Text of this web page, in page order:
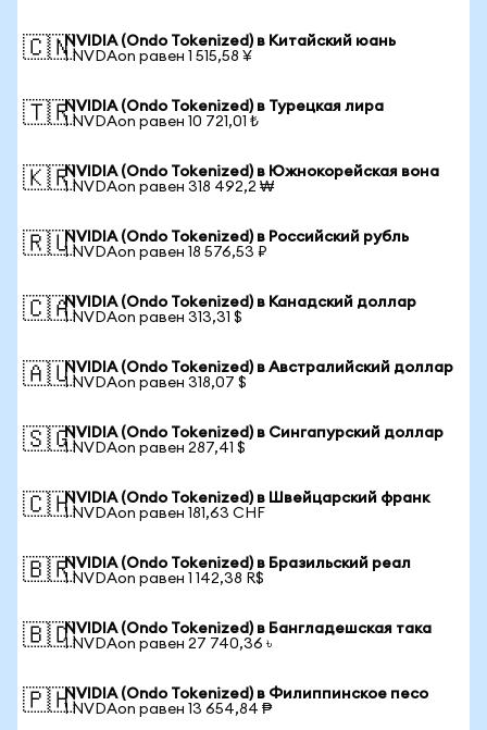
🇨🇳NVIDIA (Ondo Tokenized) в Китайский юань
1 NVDAon равен 1 515,58 ¥
🇹🇷NVIDIA (Ondo Tokenized) в Турецкая лира
1 NVDAon равен 10 721,01 ₺
🇰🇷NVIDIA (Ondo Tokenized) в Южнокорейская вона
1 NVDAon равен 318 492,2 ₩
🇷🇺NVIDIA (Ondo Tokenized) в Российский рубль
1 NVDAon равен 18 576,53 ₽
🇨🇦NVIDIA (Ondo Tokenized) в Канадский доллар
1 NVDAon равен 313,31 $
🇦🇺NVIDIA (Ondo Tokenized) в Австралийский доллар
1 NVDAon равен 318,07 $
🇸🇬NVIDIA (Ondo Tokenized) в Сингапурский доллар
1 NVDAon равен 287,41 $
🇨🇭NVIDIA (Ondo Tokenized) в Швейцарский франк
1 NVDAon равен 181,63 CHF
🇧🇷NVIDIA (Ondo Tokenized) в Бразильский реал
1 NVDAon равен 1 142,38 R$
🇧🇩NVIDIA (Ondo Tokenized) в Бангладешская така
1 NVDAon равен 27 740,36 ৳
🇵🇭NVIDIA (Ondo Tokenized) в Филиппинское песо
1 NVDAon равен 13 654,84 ₱